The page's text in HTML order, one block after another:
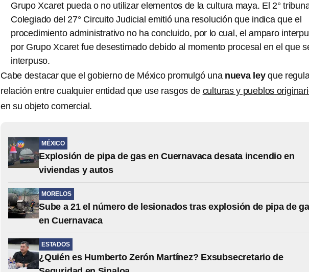
Grupo Xcaret pueda o no utilizar elementos de la cultura maya. El 2°
Colegiado del 27° Circuito Judicial emitió una resolución que indica que el
procedimiento administrativo no ha concluido, por lo cual, el amparo
por Grupo Xcaret fue desestimado debido al momento procesal en el que
interpuso.
Cabe destacar que el gobierno de México promulgó una nueva leyque
relación entre cualquier entidad que use rasgos de culturas y pueblos
en su objeto comercial.
MÉXICO
Explosión de pipa de gas en Cuernavaca desata incendio en
viviendas y autos
MORELOS
Sube a 21 el número de lesionados tras explosión de pipa de
en Cuernavaca
ESTADOS
¿Quién es Humberto Zerón Martínez? Exsubsecretario de